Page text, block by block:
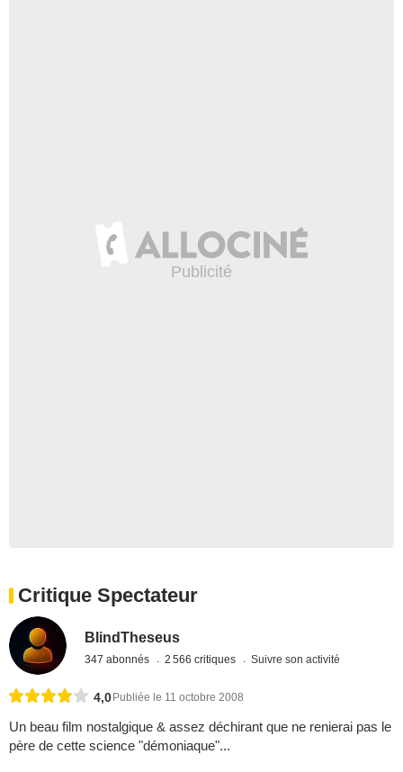
Critique Spectateur
BlindTheseus
347 abonnés 2 566 critiques Suivre son activité
4,0Publiée le 11 octobre 2008
Un beau film nostalgique & assez déchirant que ne renierai pas le
père de cette science "démoniaque"...